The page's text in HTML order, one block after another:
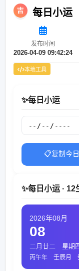
每日小运
发布时间
2026-04-09 09:42:24
本地工具
✨每日小运
📋复制今
✨每日小运 ·
2026年08月
08
二月廿二 星期
丙午年 壬辰月